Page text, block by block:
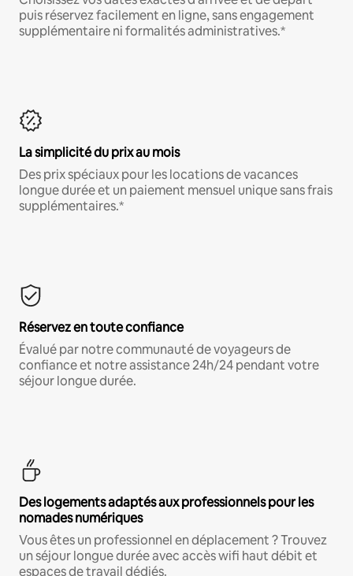
puis réservez facilement en ligne, sans engagement
supplémentaire ni formalités administratives.*
La simplicité du prix au mois
Des prix spéciaux pour les locations de vacances
longue durée et un paiement mensuel unique sans frais
supplémentaires.*
Réservez en toute confiance
Évalué par notre communauté de voyageurs de
confiance et notre assistance 24h/24 pendant votre
séjour longue durée.
Des logements adaptés aux professionnels pour les
nomades numériques
Vous êtes un professionnel en déplacement ? Trouvez
un séjour longue durée avec accès wifi haut débit et
espaces de travail dédiés.